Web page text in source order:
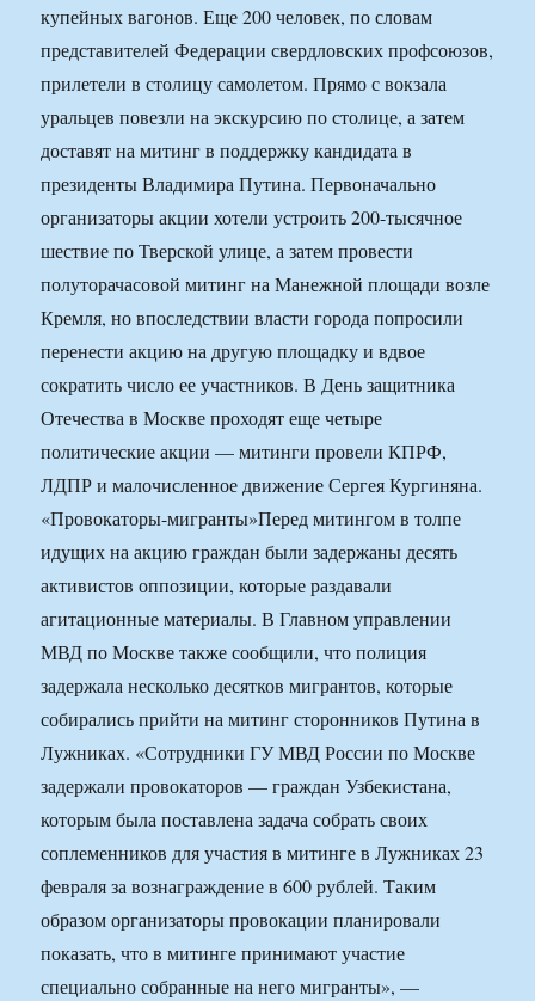
купейных вагонов. Еще 200 человек, по словам
представителей Федерации свердловских профсоюзов,
прилетели в столицу самолетом. Прямо с вокзала
уральцев повезли на экскурсию по столице, а затем
доставят на митинг в поддержку кандидата в
президенты Владимира Путина. Первоначально
организаторы акции хотели устроить 200-тысячное
шествие по Тверской улице, а затем провести
полуторачасовой митинг на Манежной площади возле
Кремля, но впоследствии власти города попросили
перенести акцию на другую площадку и вдвое
сократить число ее участников. В День защитника
Отечества в Москве проходят еще четыре
политические акции — митинги провели КПРФ,
ЛДПР и малочисленное движение Сергея Кургиняна.
«Провокаторы-мигранты»Перед митингом в толпе
идущих на акцию граждан были задержаны десять
активистов оппозиции, которые раздавали
агитационные материалы. В Главном управлении
МВД по Москве также сообщили, что полиция
задержала несколько десятков мигрантов, которые
собирались прийти на митинг сторонников Путина в
Лужниках. «Сотрудники ГУ МВД России по Москве
задержали провокаторов — граждан Узбекистана,
которым была поставлена задача собрать своих
соплеменников для участия в митинге в Лужниках 23
февраля за вознаграждение в 600 рублей. Таким
образом организаторы провокации планировали
показать, что в митинге принимают участие
специально собранные на него мигранты», —